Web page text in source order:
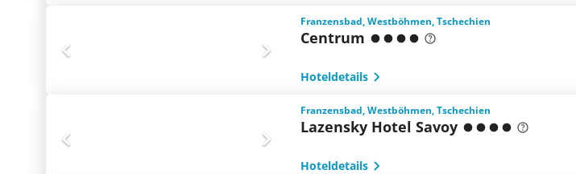
Franzensbad, Westböhmen, Tschechien
Centrum
Hoteldetails
Franzensbad, Westböhmen, Tschechien
Lazensky Hotel Savoy
Hoteldetails